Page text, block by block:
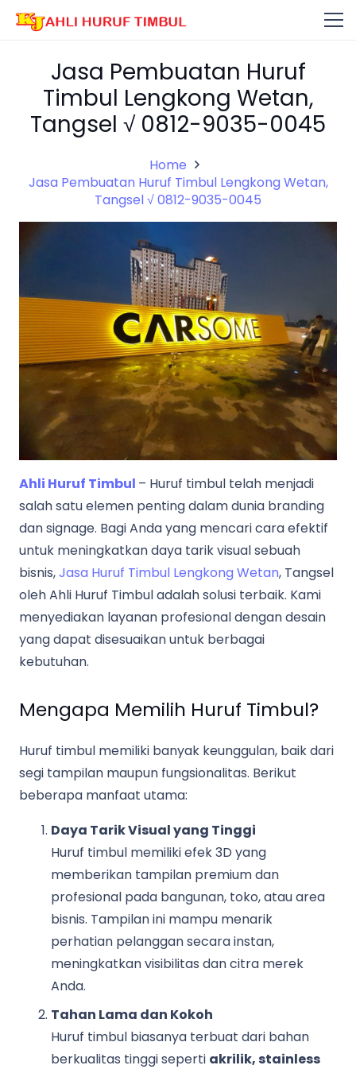
Jasa Pembuatan Huruf
Timbul Lengkong Wetan,
Tangsel √ 0812-9035-0045
Home
Jasa Pembuatan Huruf Timbul Lengkong Wetan,
Tangsel √ 0812-9035-0045
Ahli Huruf Timbul – Huruf timbul telah menjadi
salah satu elemen penting dalam dunia branding
dan signage. Bagi Anda yang mencari cara efektif
untuk meningkatkan daya tarik visual sebuah
bisnis,Jasa Huruf Timbul Lengkong Wetan, Tangsel
oleh Ahli Huruf Timbul adalah solusi terbaik. Kami
menyediakan layanan profesional dengan desain
yang dapat disesuaikan untuk berbagai
kebutuhan.
Mengapa Memilih Huruf Timbul?
Huruf timbul memiliki banyak keunggulan, baik dari
segi tampilan maupun fungsionalitas. Berikut
beberapa manfaat utama:
Daya Tarik Visual yang Tinggi
Huruf timbul memiliki efek 3D yang
memberikan tampilan premium dan
profesional pada bangunan, toko, atau area
bisnis. Tampilan ini mampu menarik
perhatian pelanggan secara instan,
meningkatkan visibilitas dan citra merek
Anda.
Tahan Lama dan Kokoh
Huruf timbul biasanya terbuat dari bahan
berkualitas tinggi seperti akrilik, stainless